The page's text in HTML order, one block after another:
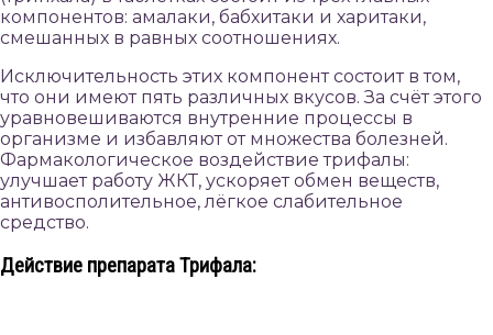
компонентов: амалаки, бабхитаки и харитаки,
смешанных в равных соотношениях.
Исключительность этих компонент состоит в том,
что они имеют пять различных вкусов. За счёт этого
уравновешиваются внутренние процессы в
организме и избавляют от множества болезней.
Фармакологическое воздействие трифалы:
улучшает работу ЖКТ, ускоряет обмен веществ,
антивосполительное, лёгкое слабительное
средство.
Действие препарата Трифала: